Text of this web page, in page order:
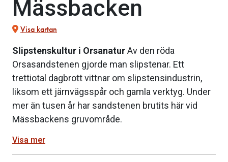
Mässbacken
Visa kartan
Slipstenskultur i OrsanaturAv den röda
Orsasandstenen gjorde man slipstenar. Ett
trettiotal dagbrott vittnar om slipstensindustrin,
liksom ett järnvägsspår och gamla verktyg. Under
mer än tusen år har sandstenen brutits här vid
Mässbackens gruvområde.
Visa mer